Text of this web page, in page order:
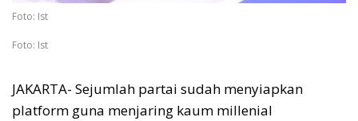
Foto: Ist
Foto: Ist
JAKARTA- Sejumlah partai sudah menyiapkan
platform guna menjaring kaum millenial